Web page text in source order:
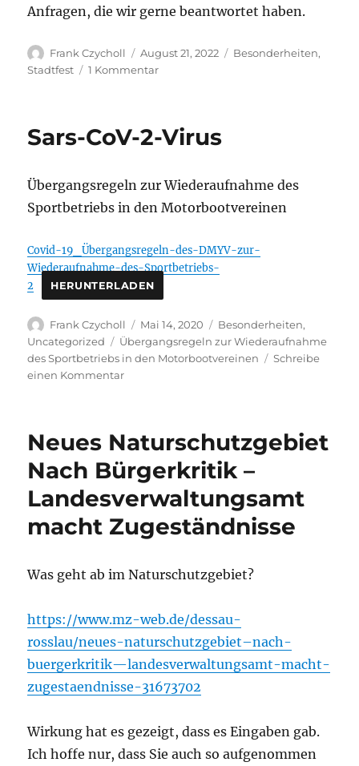
Anfragen, die wir gerne beantwortet haben.
Autor
Frank Czycholl
Veröffentlicht
am
August 21, 2022 Kategorien
Besonderheiten,
Stadtfest
1 Kommentarzu
Sars-CoV-2-Virus
Übergangsregeln zur Wiederaufnahme des
Sportbetriebs in den Motorbootvereinen
Covid-19_Übergangsregeln-des-DMYV-zur-
Wiederaufnahme-des-Sportbetriebs-
2
HERUNTERLADEN
Autor
Frank Czycholl
Veröffentlicht
am
Mai 14, 2020 Kategorien
Besonderheiten,
Uncategorized
Schlagwörter
Übergangsregeln zur Wiederaufnahme
des Sportbetriebs in den Motorbootvereinen
Schreibe
einen Kommentarzu
Virus
Neues Naturschutzgebiet
Nach Bürgerkritik –
Landesverwaltungsamt
macht Zugeständnisse
Was geht ab im Naturschutzgebiet?
https://www.mz-web.de/dessau-
rosslau/neues-naturschutzgebiet–nach-
buergerkritik—landesverwaltungsamt-macht-
zugestaendnisse-31673702
Wirkung hat es gezeigt, dass es Eingaben gab.
Ich hoffe nur, dass Sie auch so aufgenommen